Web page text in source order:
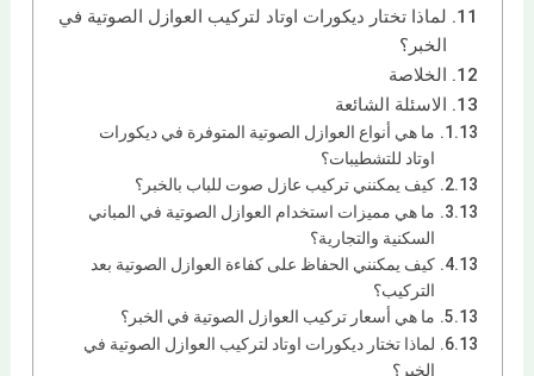
لماذا تختار ديكورات اوتاد لتركيب العوازل الصوتية في
الخبر؟
الخلاصة
الاسئلة الشائعة
ما هي أنواع العوازل الصوتية المتوفرة في ديكورات
اوتاد للتشطيبات؟
كيف يمكنني تركيب عازل صوت للباب بالخبر؟
ما هي مميزات استخدام العوازل الصوتية في المباني
السكنية والتجارية؟
كيف يمكنني الحفاظ على كفاءة العوازل الصوتية بعد
التركيب؟
ما هي أسعار تركيب العوازل الصوتية في الخبر؟
لماذا تختار ديكورات اوتاد لتركيب العوازل الصوتية في
الخبر؟